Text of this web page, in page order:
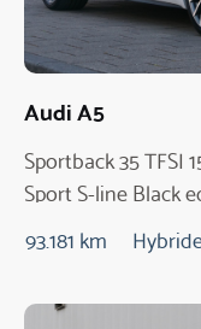
Audi A5
Sportback 35 TFSI
Sport S-line Black
Automaat
93.181 km